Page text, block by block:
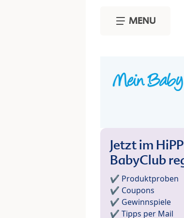
MENU
Jetzt im
BabyClub
✔️ Produktproben
✔️ Coupons
✔️ Gewinnspiele
✔️ Tipps per Mail